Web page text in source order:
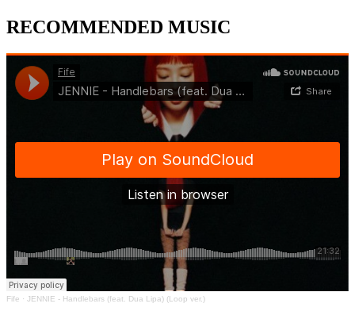
RECOMMENDED MUSIC
Fife · JENNIE - Handlebars (feat. Dua Lipa) (Loop ver.)